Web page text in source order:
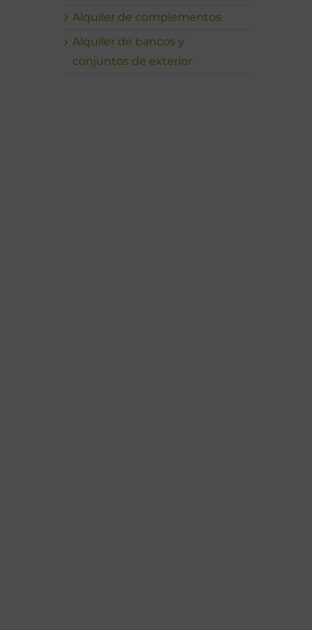
Alquiler de complementos
Alquiler de bancos y
conjuntos de exterior